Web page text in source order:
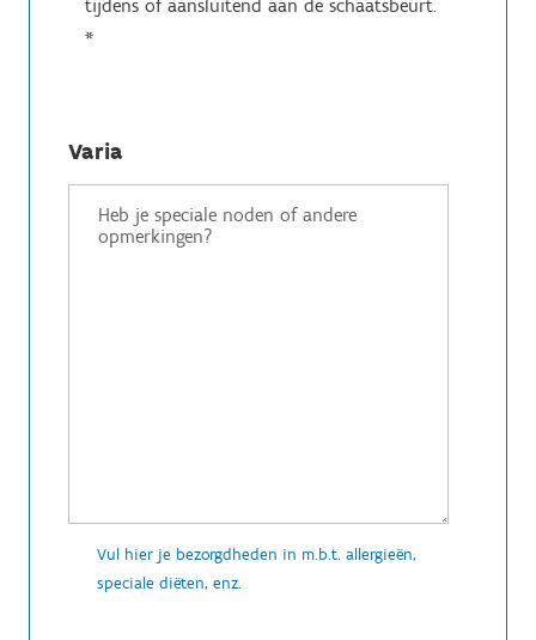
tijdens of aansluitend aan de schaatsbeurt.
*
Varia
Vul hier je bezorgdheden in m.b.t. allergieën,
speciale diëten, enz.